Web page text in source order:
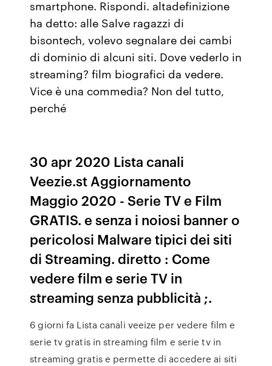
smartphone. Rispondi. altadefinizione
ha detto: alle Salve ragazzi di
bisontech, volevo segnalare dei cambi
di dominio di alcuni siti. Dove vederlo in
streaming? film biografici da vedere.
Vice è una commedia? Non del tutto,
perché
30 apr 2020 Lista canali
Veezie.st Aggiornamento
Maggio 2020 - Serie TV e Film
GRATIS. e senza i noiosi banner o
pericolosi Malware tipici dei siti
di Streaming. diretto : Come
vedere film e serie TV in
streaming senza pubblicità ;.
6 giorni fa Lista canali veeize per vedere film e
serie tv gratis in streaming film e serie tv in
streaming gratis e permette di accedere ai siti